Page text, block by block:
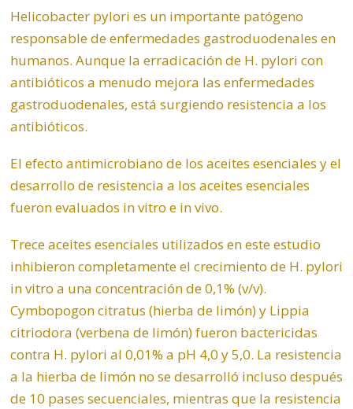
Helicobacter pylori es un importante patógeno
responsable de enfermedades gastroduodenales en
humanos. Aunque la erradicación de H. pylori con
antibióticos a menudo mejora las enfermedades
gastroduodenales, está surgiendo resistencia a los
antibióticos.
El efecto antimicrobiano de los aceites esenciales y el
desarrollo de resistencia a los aceites esenciales
fueron evaluados in vitro e in vivo.
Trece aceites esenciales utilizados en este estudio
inhibieron completamente el crecimiento de H. pylori
in vitro a una concentración de 0,1% (v/v).
Cymbopogon citratus (hierba de limón) y Lippia
citriodora (verbena de limón) fueron bactericidas
contra H. pylori al 0,01% a pH 4,0 y 5,0. La resistencia
a la hierba de limón no se desarrolló incluso después
de 10 pases secuenciales, mientras que la resistencia